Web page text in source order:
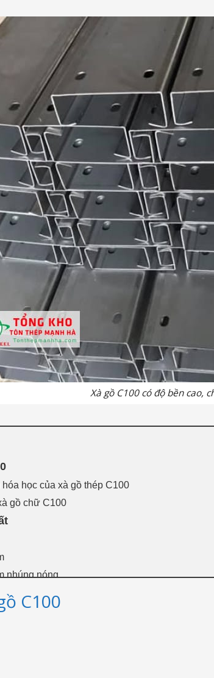
Xà gồ C100 có độ bền cao,
học của xà gồ thép C100
gồ chữ C100
nhúng nóng
cấp xà gồ C100 chính hãng, giá rẻ, CK
C100